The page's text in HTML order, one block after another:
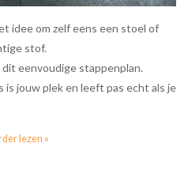
idee om zelf eens een stoel of
stof.
eenvoudige stappenplan.
jouw plek en leeft pas echt als je
lezen »